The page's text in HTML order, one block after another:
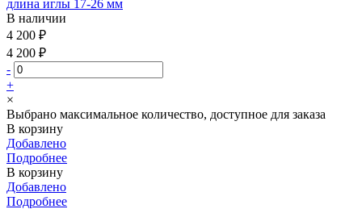
длина иглы 17-26 мм
В наличии
4 200 ₽
4 200 ₽
-
+
×
Выбрано максимальное количество, доступное для заказа
В корзину
Добавлено
Подробнее
В корзину
Добавлено
Подробнее